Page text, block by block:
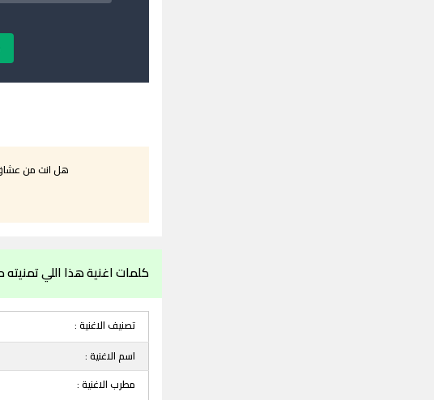
هل انت من
كلمات اغنية هذا اللي
تصنيف الاغنية :
اسم الاغنية :
مطرب الاغنية :